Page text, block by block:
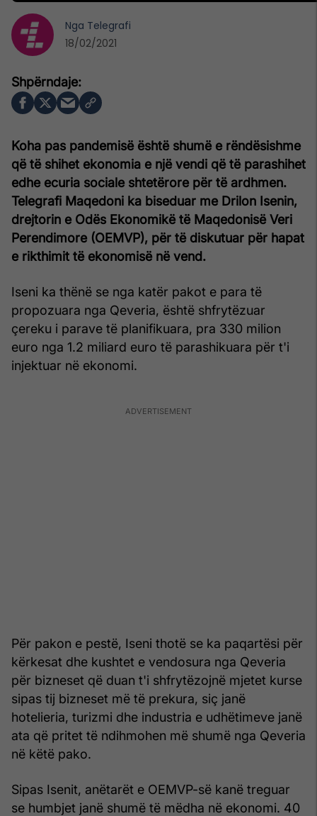
Koha pas pandemisë është shumë e rëndësishme
që të shihet ekonomia e një vendi që të parashihet
edhe ecuria sociale shtetërore për të ardhmen.
Telegrafi Maqedoni ka biseduar me Drilon Isenin,
drejtorin e Odës Ekonomikë të Maqedonisë Veri
Perendimore (OEMVP), për të diskutuar për hapat
e rikthimit të ekonomisë në vend.
Iseni ka thënë se nga katër pakot e para të
propozuara nga Qeveria, është shfrytëzuar
çereku i parave të planifikuara, pra 330 milion
euro nga 1.2 miliard euro të parashikuara për t'i
injektuar në ekonomi.
Për pakon e pestë, Iseni thotë se ka paqartësi për
kërkesat dhe kushtet e vendosura nga Qeveria
për bizneset që duan t'i shfrytëzojnë mjetet kurse
sipas tij bizneset më të prekura, siç janë
hotelieria, turizmi dhe industria e udhëtimeve janë
ata që pritet të ndihmohen më shumë nga Qeveria
në këtë pako.
Sipas Isenit, anëtarët e OEMVP-së kanë treguar
se humbjet janë shumë të mëdha në ekonomi. 40
Nga Telegrafi
18/02/2021